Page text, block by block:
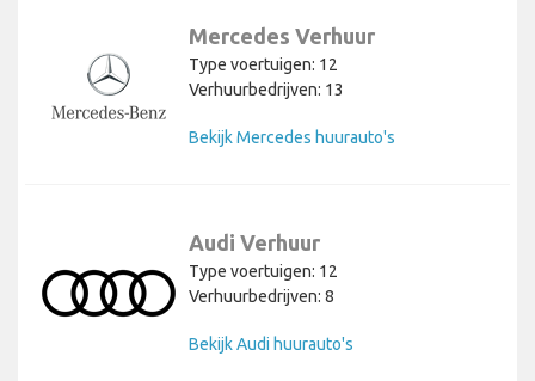
Mercedes Verhuur
Type voertuigen: 12
Verhuurbedrijven: 13
Bekijk Mercedes huurauto's
Audi Verhuur
Type voertuigen: 12
Verhuurbedrijven: 8
Bekijk Audi huurauto's